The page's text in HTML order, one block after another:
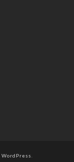
WordPress